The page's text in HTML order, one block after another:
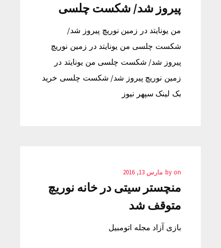
پیروز شد/ شکست چلسی
من یونایتد در زمین نوریچ پیروز شد/
شکست چلسی من یونایتد در زمین نوریچ
پیروز شد/ شکست چلسی من یونایتد در
زمین نوریچ پیروز شد/ شکست چلسی خرید
بک لینک سپهر نیوز
by on مارس 13, 2016
منچستر سیتی در خانه نوریچ
متوقف شد
بازی آزاد مجله اتومبیل